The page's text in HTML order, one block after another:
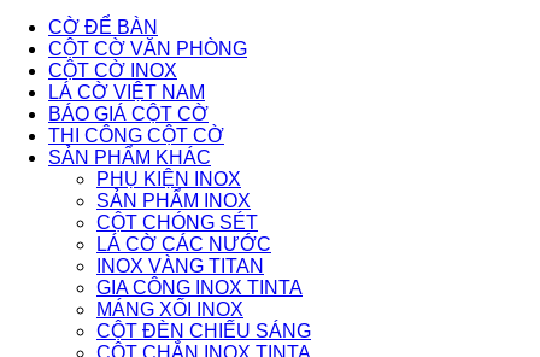
CỜ ĐỂ BÀN
CỘT CỜ VĂN PHÒNG
CỘT CỜ INOX
LÁ CỜ VIỆT NAM
BÁO GIÁ CỘT CỜ
THI CÔNG CỘT CỜ
SẢN PHẨM KHÁC
PHỤ KIỆN INOX
SẢN PHẨM INOX
CỘT CHÓNG SÉT
LÁ CỜ CÁC NƯỚC
INOX VÀNG TITAN
GIA CÔNG INOX TINTA
MÁNG XỐI INOX
CỘT ĐÈN CHIẾU SÁNG
CỘT CHẮN INOX TINTA